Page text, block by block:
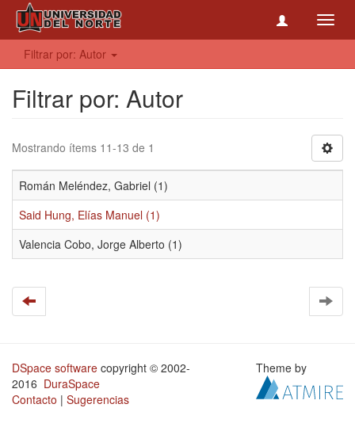
Filtrar por: Autor
Filtrar por: Autor
Mostrando ítems 11-13 de 1
Román Meléndez, Gabriel (1)
Said Hung, Elías Manuel (1)
Valencia Cobo, Jorge Alberto (1)
DSpace software copyright © 2002-
2016 DuraSpace
Contacto | Sugerencias
Theme by